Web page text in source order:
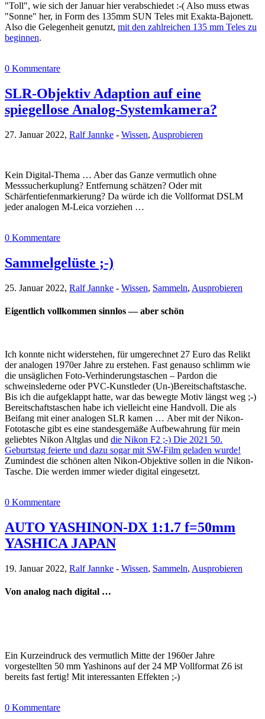
"Toll", wie sich der Januar hier verabschiedet :-( Also muss etwas
"Sonne" her, in Form des 135mm SUN Teles mit Exakta-Bajonett.
Also die Gelegenheit genutzt, mit den zahlreichen 135 mm Teles zu
beginnen.
0 Kommentare
SLR-Objektiv Adaption auf eine
spiegellose Analog-Systemkamera?
27. Januar 2022, Ralf Jannke - Wissen, Ausprobieren
Kein Digital-Thema … Aber das Ganze vermutlich ohne
Messsucherkuplung? Entfernung schätzen? Oder mit
Schärfentiefenmarkierung? Da würde ich die Vollformat DSLM
jeder analogen M-Leica vorziehen …
0 Kommentare
Sammelgelüste ;-)
25. Januar 2022, Ralf Jannke - Wissen, Sammeln, Ausprobieren
Eigentlich vollkommen sinnlos — aber schön
Ich konnte nicht widerstehen, für umgerechnet 27 Euro das Relikt
der analogen 1970er Jahre zu erstehen. Fast genauso schlimm wie
die unsäglichen Foto-Verhinderungstaschen – Pardon die
schweinslederne oder PVC-Kunstleder (Un-)Bereitschaftstasche.
Bis ich die aufgeklappt hatte, war das bewegte Motiv längst weg ;-)
Bereitschaftstaschen habe ich vielleicht eine Handvoll. Die als
Beifang mit einer analogen SLR kamen … Aber mit der Nikon-
Fototasche gibt es eine standesgemäße Aufbewahrung für mein
geliebtes Nikon Altglas und die Nikon F2 ;-) Die 2021 50.
Geburtstag feierte und dazu sogar mit SW-Film geladen wurde!
Zumindest die schönen alten Nikon-Objektive sollen in die Nikon-
Tasche. Die werden immer wieder digital eingesetzt.
0 Kommentare
AUTO YASHINON-DX 1:1.7 f=50mm
YASHICA JAPAN
19. Januar 2022, Ralf Jannke - Wissen, Sammeln, Ausprobieren
Von analog nach digital …
Ein Kurzeindruck des vermutlich Mitte der 1960er Jahre
vorgestellten 50 mm Yashinons auf der 24 MP Vollformat Z6 ist
bereits fast fertig! Mit interessanten Effekten ;-)
0 Kommentare